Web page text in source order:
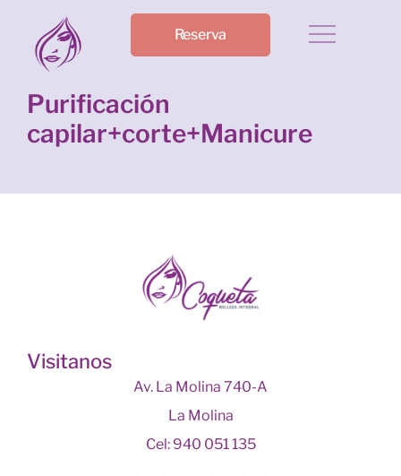
Reserva
Purificación
capilar+corte+Manicure
Visitanos
Av. La Molina 740-A
La Molina
Cel: 940 051 135